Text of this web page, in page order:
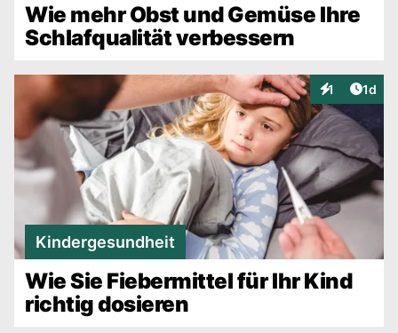
Wie mehr Obst und Gemüse Ihre
Schlafqualität verbessern
1
Interaktionen
1d
Kindergesundheit
Wie Sie Fiebermittel für Ihr Kind
richtig dosieren